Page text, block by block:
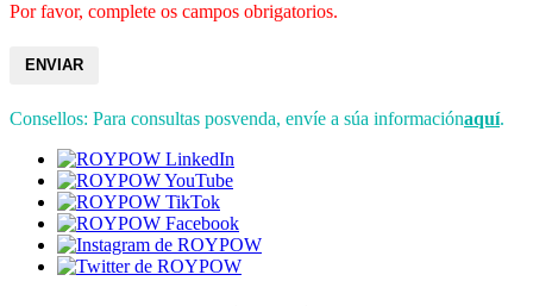
Por favor, complete os campos obrigatorios.
ENVIAR
Consellos: Para consultas posvenda, envíe a súa informaciónaquí.